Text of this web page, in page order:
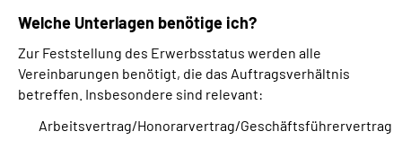
Welche Unterlagen benötige ich?
Zur Feststellung des Erwerbsstatus werden alle
Vereinbarungen benötigt, die das Auftragsverhältnis
betreffen. Insbesondere sind relevant:
Arbeitsvertrag/Honorarvertrag/Geschäftsführervertrag